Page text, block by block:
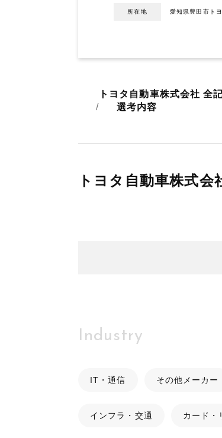
所在地 愛知県豊田市ト
トヨタ自動車株式会社 全
選考内容
トヨタ自動車株式
Industry
IT・通信 その他メーカー
インフラ・交通 カード・